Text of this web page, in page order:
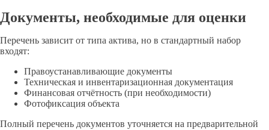
Документы, необходимые для оценки
Перечень зависит от типа актива, но в стандартный набор
входят:
Правоустанавливающие документы
Техническая и инвентаризационная документация
Финансовая отчётность (при необходимости)
Фотофиксация объекта
Полный перечень документов уточняется на предварительной